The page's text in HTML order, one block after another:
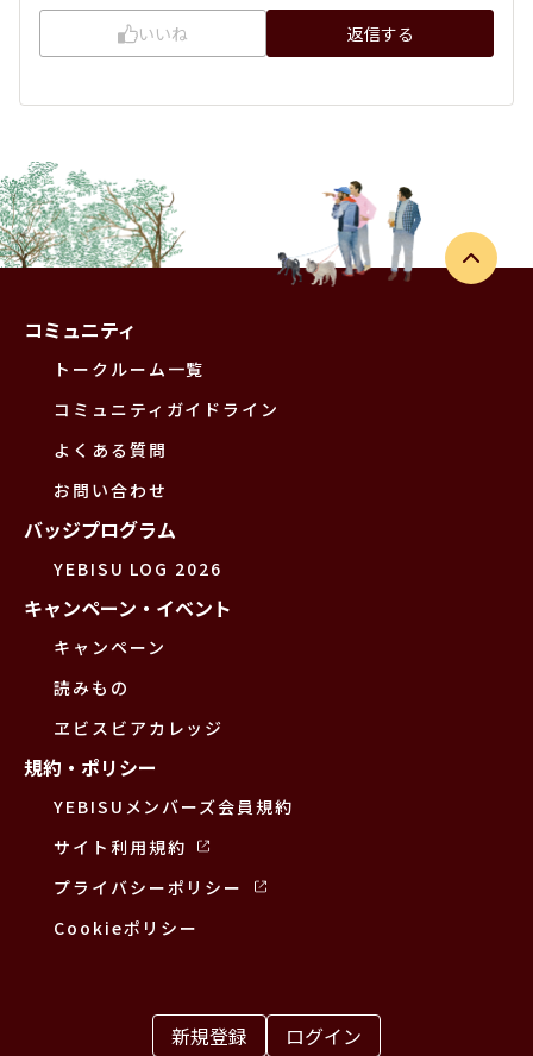
いいね 返信する
コミュニティ
トークルーム一覧
コミュニティガイドライン
よくある質問
お問い合わせ
バッジプログラム
YEBISU LOG 2026
キャンペーン・イベント
キャンペーン
読みもの
ヱビスビアカレッジ
規約・ポリシー
YEBISUメンバーズ会員規約
サイト利用規約
プライバシーポリシー
Cookieポリシー
新規登録 ログイン